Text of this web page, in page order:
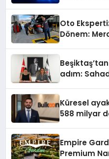
Oto
Dönem:
adım:
Küresel
588 milyar
Empire
Premium